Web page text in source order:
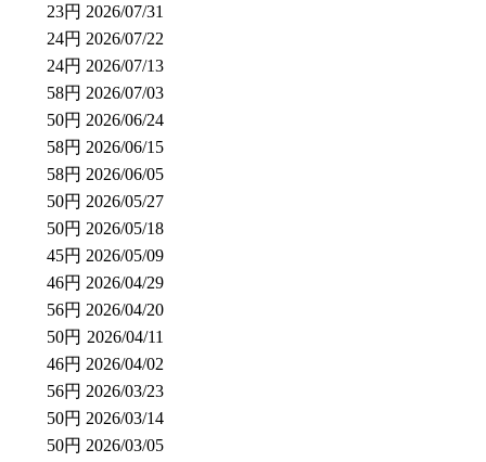
23円 2026/07/31
24円 2026/07/22
24円 2026/07/13
58円 2026/07/03
50円 2026/06/24
58円 2026/06/15
58円 2026/06/05
50円 2026/05/27
50円 2026/05/18
45円 2026/05/09
46円 2026/04/29
56円 2026/04/20
50円 2026/04/11
46円 2026/04/02
56円 2026/03/23
50円 2026/03/14
50円 2026/03/05